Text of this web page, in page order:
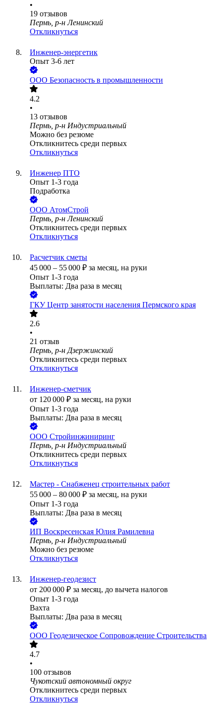
•
19 отзывов
Пермь, р-н Ленинский
Откликнуться
Инженер-энергетик
Опыт 3-6 лет
ООО Безопасность в промышленности
4.2
•
13 отзывов
Пермь, р-н Индустриальный
Можно без резюме
Откликнитесь среди первых
Откликнуться
Инженер ПТО
Опыт 1-3 года
Подработка
ООО АтомСтрой
Пермь, р-н Ленинский
Откликнитесь среди первых
Откликнуться
Расчетчик сметы
45 000 – 55 000 ₽ за месяц, на руки
Опыт 1-3 года
Выплаты: Два раза в месяц
ГКУ Центр занятости населения Пермского края
2.6
•
21 отзыв
Пермь, р-н Дзержинский
Откликнитесь среди первых
Откликнуться
Инженер-сметчик
от 120 000 ₽ за месяц, на руки
Опыт 1-3 года
Выплаты: Два раза в месяц
ООО Стройинжиниринг
Пермь, р-н Индустриальный
Откликнитесь среди первых
Откликнуться
Мастер - Снабженец строительных работ
55 000 – 80 000 ₽ за месяц, на руки
Опыт 1-3 года
Выплаты: Два раза в месяц
ИП Воскресенская Юлия Рамилевна
Пермь, р-н Индустриальный
Можно без резюме
Откликнуться
Инженер-геодезист
от 200 000 ₽ за месяц, до вычета налогов
Опыт 1-3 года
Вахта
Выплаты: Два раза в месяц
ООО Геодезическое Сопровождение Строительства
4.7
•
100 отзывов
Чукотский автономный округ
Откликнитесь среди первых
Откликнуться